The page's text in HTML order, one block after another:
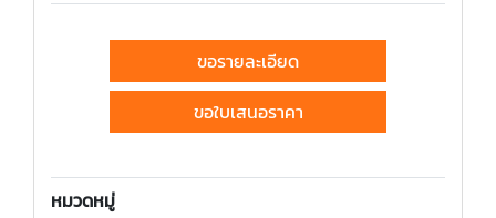
ขอรายละเอียด
ขอใบเสนอราคา
หมวดหมู่